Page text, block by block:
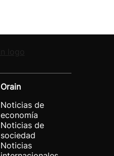
Orain
Noticias de
economía
Noticias de
sociedad
Noticias